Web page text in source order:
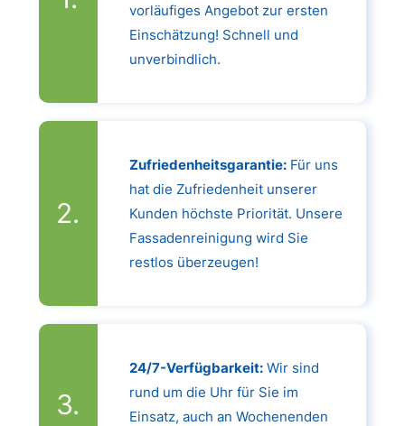
vorläufiges Angebot zur ersten
Einschätzung! Schnell und
unverbindlich.
Zufriedenheitsgarantie:Für uns
hat die Zufriedenheit unserer
Kunden höchste Priorität. Unsere
Fassadenreinigung wird Sie
restlos überzeugen!
24/7-Verfügbarkeit:Wir sind
rund um die Uhr für Sie im
Einsatz, auch an Wochenenden